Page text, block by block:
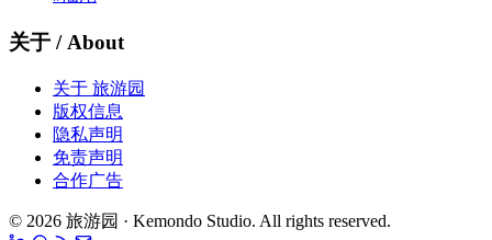
关于 / About
关于 旅游园
版权信息
隐私声明
免责声明
合作广告
© 2026 旅游园 · Kemondo Studio. All rights reserved.